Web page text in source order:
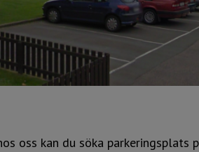
oss kan du söka parkeringsplats